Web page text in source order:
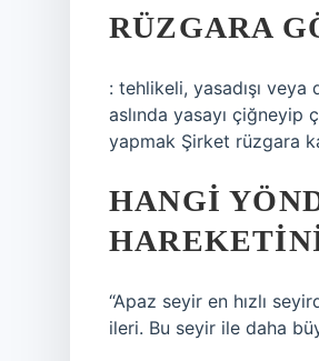
RÜZGARA
: tehlikeli, yasadışı
aslında yasayı çiğneyip
yapmak Şirket rüzgara
HANGI
“Apaz seyir en hızlı
ileri. Bu seyir ile daha